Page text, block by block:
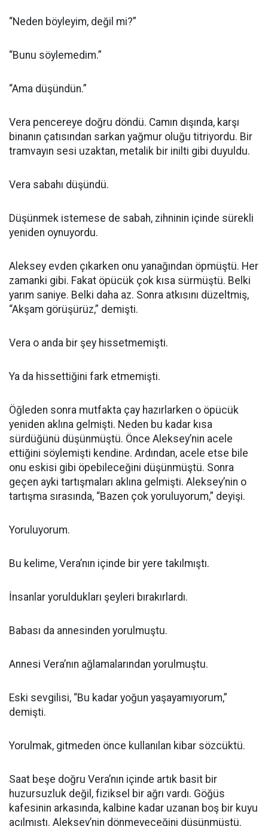
“Neden böyleyim, değil mi?”
“Bunu söylemedim.”
“Ama düşündün.”
Vera pencereye doğru döndü. Camın dışında, karşı
binanın çatısından sarkan yağmur oluğu titriyordu. Bir
tramvayın sesi uzaktan, metalik bir inilti gibi duyuldu.
Vera sabahı düşündü.
Düşünmek istemese de sabah, zihninin içinde sürekli
yeniden oynuyordu.
Aleksey evden çıkarken onu yanağından öpmüştü. Her
zamanki gibi. Fakat öpücük çok kısa sürmüştü. Belki
yarım saniye. Belki daha az. Sonra atkısını düzeltmiş,
“Akşam görüşürüz,” demişti.
Vera o anda bir şey hissetmemişti.
Ya da hissettiğini fark etmemişti.
Öğleden sonra mutfakta çay hazırlarken o öpücük
yeniden aklına gelmişti. Neden bu kadar kısa
sürdüğünü düşünmüştü. Önce Aleksey’nin acele
ettiğini söylemişti kendine. Ardından, acele etse bile
onu eskisi gibi öpebileceğini düşünmüştü. Sonra
geçen ayki tartışmaları aklına gelmişti. Aleksey’nin o
tartışma sırasında, “Bazen çok yoruluyorum,” deyişi.
Yoruluyorum.
Bu kelime, Vera’nın içinde bir yere takılmıştı.
İnsanlar yoruldukları şeyleri bırakırlardı.
Babası da annesinden yorulmuştu.
Annesi Vera’nın ağlamalarından yorulmuştu.
Eski sevgilisi, “Bu kadar yoğun yaşayamıyorum,”
demişti.
Yorulmak, gitmeden önce kullanılan kibar sözcüktü.
Saat beşe doğru Vera’nın içinde artık basit bir
huzursuzluk değil, fiziksel bir ağrı vardı. Göğüs
kafesinin arkasında, kalbine kadar uzanan boş bir kuyu
açılmıştı. Aleksey’nin dönmeyeceğini düşünmüştü.